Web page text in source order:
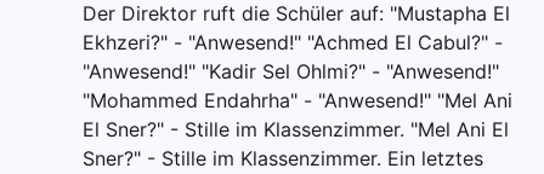
Der Direktor ruft die Schüler auf: "Mustapha El
Ekhzeri?" - "Anwesend!" "Achmed El Cabul?" -
"Anwesend!" "Kadir Sel Ohlmi?" - "Anwesend!"
"Mohammed Endahrha" - "Anwesend!" "Mel Ani
El Sner?" - Stille im Klassenzimmer. "Mel Ani El
Sner?" - Stille im Klassenzimmer. Ein letztes